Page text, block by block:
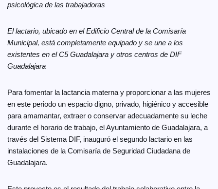
psicológica de las trabajadoras
El lactario, ubicado en el Edificio Central de la Comisaría
Municipal, está completamente equipado y se une a los
existentes en el C5 Guadalajara y otros centros de DIF
Guadalajara
Para fomentar la lactancia materna y proporcionar a las mujeres
en este periodo un espacio digno, privado, higiénico y accesible
para amamantar, extraer o conservar adecuadamente su leche
durante el horario de trabajo, el Ayuntamiento de Guadalajara, a
través del Sistema DIF, inauguró el segundo lactario en las
instalaciones de la Comisaría de Seguridad Ciudadana de
Guadalajara.